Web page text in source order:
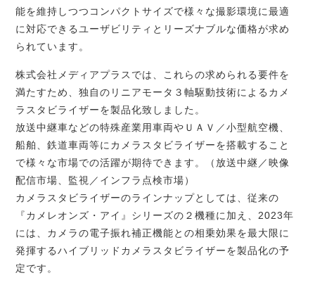
能を維持しつつコンパクトサイズで様々な撮影環境に最適
に対応できるユーザビリティとリーズナブルな価格が求め
られています。
株式会社メディアプラスでは、これらの求められる要件を
満たすため、独自のリニアモータ３軸駆動技術によるカメ
ラスタビライザーを製品化致しました。
放送中継車などの特殊産業用車両やＵＡＶ／小型航空機、
船舶、鉄道車両等にカメラスタビライザーを搭載すること
で様々な市場での活躍が期待できます。（放送中継／映像
配信市場、監視／インフラ点検市場）
カメラスタビライザーのラインナップとしては、従来の
『カメレオンズ・アイ』シリーズの２機種に加え、2023年
には、カメラの電子振れ補正機能との相乗効果を最大限に
発揮するハイブリッドカメラスタビライザーを製品化の予
定です。